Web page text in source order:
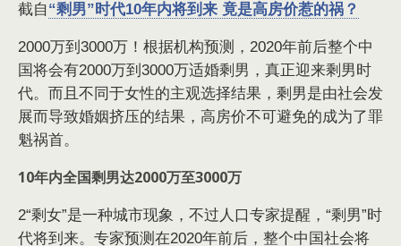
截自“剩男”时代10年内将到来 竟是高房价惹的祸？
2000万到3000万！根据机构预测，2020年前后整个中
国将会有2000万到3000万适婚剩男，真正迎来剩男时
代。而且不同于女性的主观选择结果，剩男是由社会发
展而导致婚姻挤压的结果，高房价不可避免的成为了罪
魁祸首。
10年内全国剩男达2000万至3000万
2“剩女”是一种城市现象，不过人口专家提醒，“剩男”时
代将到来。专家预测在2020年前后，整个中国社会将